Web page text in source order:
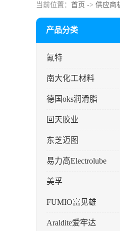
当前位置： 首页 -> 供应商
产品分类
氰特
南大化工材料
德国oks润滑脂
回天胶业
东芝迈图
易力高Electrolube
美孚
FUMIO富见雄
Araldite爱牢达